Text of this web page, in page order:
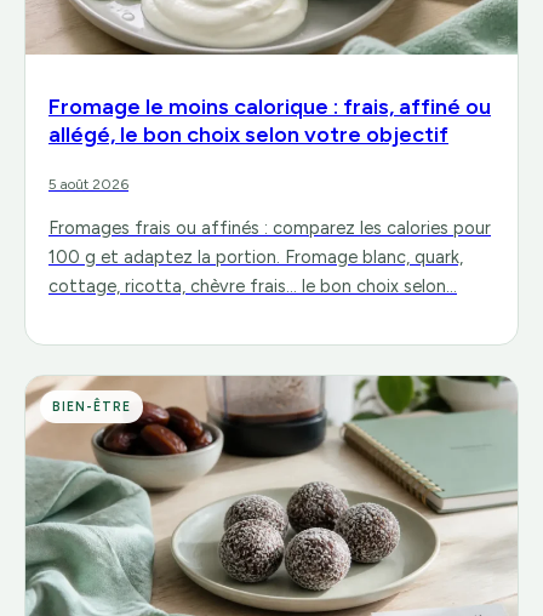
Fromage le moins calorique : frais, affiné ou
allégé, le bon choix selon votre objectif
5 août 2026
Fromages frais ou affinés : comparez les calories pour
100 g et adaptez la portion. Fromage blanc, quark,
cottage, ricotta, chèvre frais… le bon choix selon…
BIEN-ÊTRE